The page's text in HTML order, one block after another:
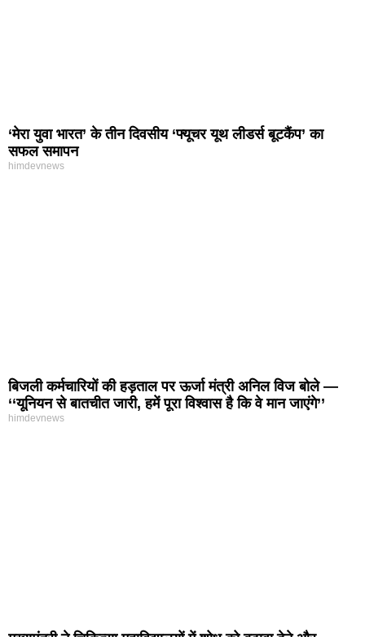
‘मेरा युवा भारत’ के तीन दिवसीय ‘फ्यूचर यूथ लीडर्स बूटकैंप’ का
सफल समापन
himdevnews
बिजली कर्मचारियों की हड़ताल पर ऊर्जा मंत्री अनिल विज बोले —
‘‘यूनियन से बातचीत जारी, हमें पूरा विश्वास है कि वे मान जाएंगे’’
himdevnews